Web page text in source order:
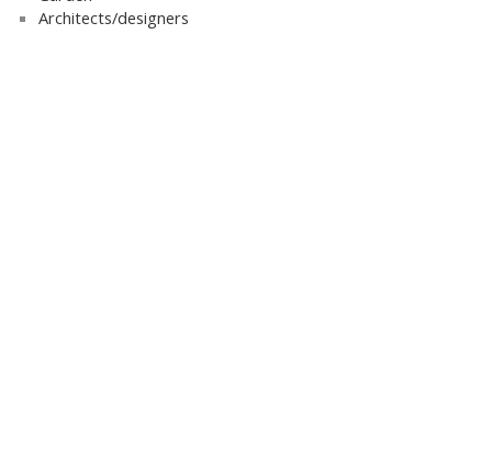
Architects/designers